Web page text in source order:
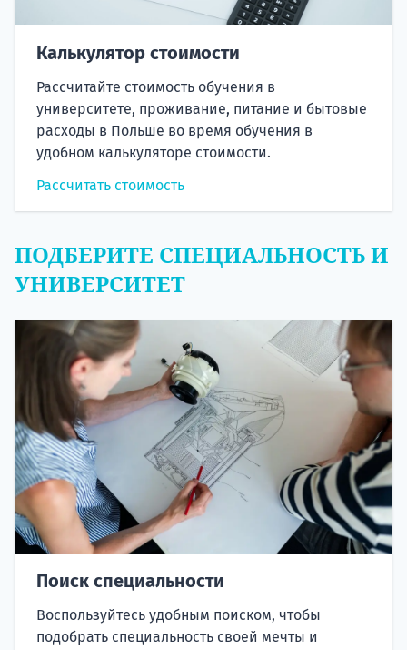
Калькулятор стоимости
Рассчитайте стоимость обучения в
университете, проживание, питание и бытовые
расходы в Польше во время обучения в
удобном калькуляторе стоимости.
Рассчитать стоимость
ПОДБЕРИТЕ СПЕЦИАЛЬНОСТЬ И
УНИВЕРСИТЕТ
Поиск специальности
Воспользуйтесь удобным поиском, чтобы
подобрать специальность своей мечты и